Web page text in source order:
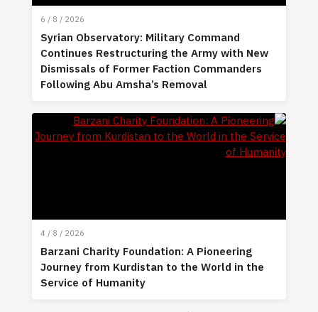
6 / 8 / 2026
Syrian Observatory: Military Command
Continues Restructuring the Army with New
Dismissals of Former Faction Commanders
Following Abu Amsha’s Removal
4 / 8 / 2026
Barzani Charity Foundation: A Pioneering
Journey from Kurdistan to the World in the
Service of Humanity